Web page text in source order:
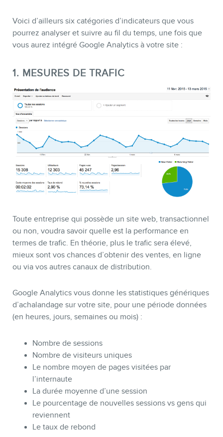
BOUTIQUE
BLOGUE
Voici d’ailleurs six catégories d’indicateurs que vous
pourrez analyser et suivre au fil du temps, une fois que
vous aurez intégré Google Analytics à votre site :
1. MESURES DE TRAFIC
Toute entreprise qui possède un site web, transactionnel
ou non, voudra savoir quelle est la performance en
termes de trafic. En théorie, plus le trafic sera élevé,
mieux sont vos chances d’obtenir des ventes, en ligne
ou via vos autres canaux de distribution.
Google Analytics vous donne les statistiques génériques
d’achalandage sur votre site, pour une période données
(en heures, jours, semaines ou mois) :
Nombre de sessions
Nombre de visiteurs uniques
Le nombre moyen de pages visitées par
l’internaute
La durée moyenne d’une session
Le pourcentage de nouvelles sessions vs gens qui
reviennent
Le taux de rebond